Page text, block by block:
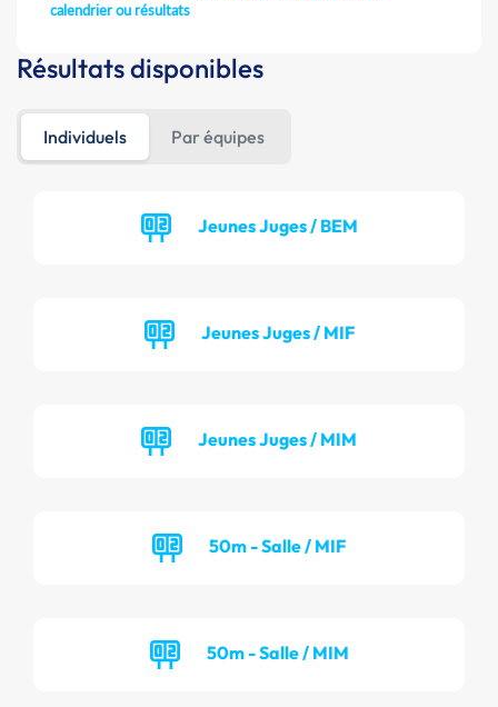
calendrier ou résultats
Résultats disponibles
Individuels Par équipes
Jeunes Juges / BEM
Jeunes Juges / MIF
Jeunes Juges / MIM
50m - Salle / MIF
50m - Salle / MIM